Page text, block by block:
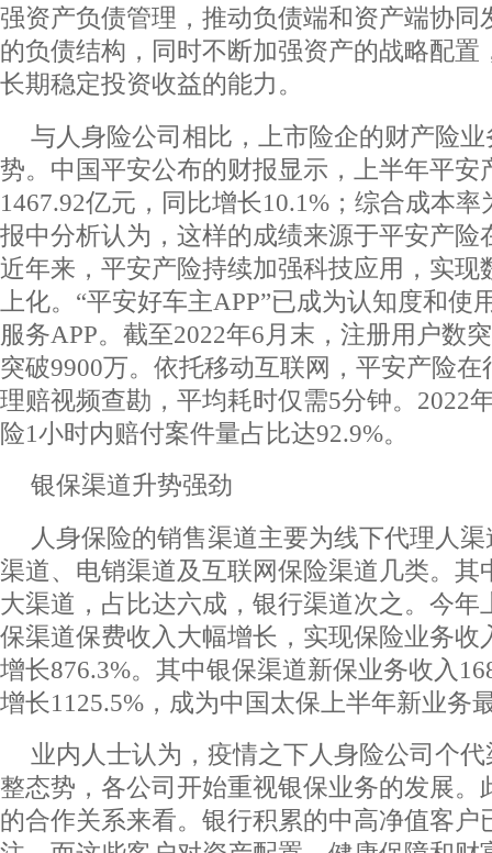
强资产负债管理，推动负债端和资产端协同
的负债结构，同时不断加强资产的战略配置
长期稳定投资收益的能力。
与人身险公司相比，上市险企的财产险
势。中国平安公布的财报显示，上半年平安
1467.92亿元，同比增长10.1%；综合成本
报中分析认为，这样的成绩来源于平安产险
近年来，平安产险持续加强科技应用，实现
上化。“平安好车主APP”已成为认知度和使
服务APP。截至2022年6月末，注册用户数
突破9900万。依托移动互联网，平安产险
理赔视频查勘，平均耗时仅需5分钟。2022
险1小时内赔付案件量占比达92.9%。
银保渠道升势强劲
人身保险的销售渠道主要为线下代理人
渠道、电销渠道及互联网保险渠道几类。其
大渠道，占比达六成，银行渠道次之。今年
保渠道保费收入大幅增长，实现保险业务收
增长876.3%。其中银保渠道新保业务收入
增长1125.5%，成为中国太保上半年新业务
业内人士认为，疫情之下人身险公司个
整态势，各公司开始重视银保业务的发展。
的合作关系来看。银行积累的中高净值客户